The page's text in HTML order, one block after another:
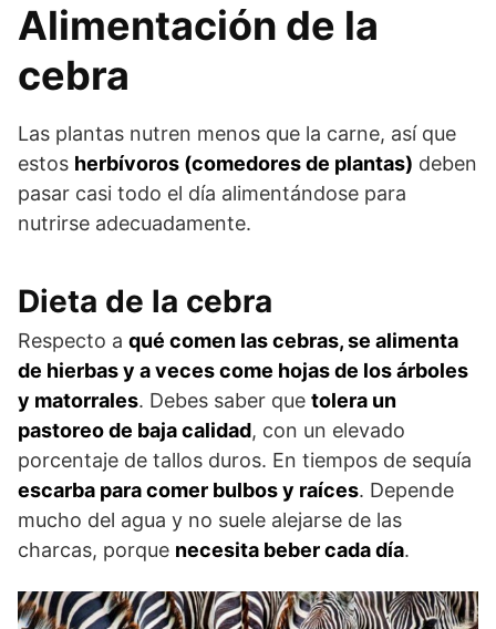
Alimentación de la
cebra
Las plantas nutren menos que la carne, así que
estos herbívoros (comedores de plantas) deben
pasar casi todo el día alimentándose para
nutrirse adecuadamente.
Dieta de la cebra
Respecto a qué comen las cebras, se alimenta
de hierbas y a veces come hojas de los árboles
y matorrales. Debes saber que tolera un
pastoreo de baja calidad, con un elevado
porcentaje de tallos duros. En tiempos de sequía
escarba para comer bulbos y raíces. Depende
mucho del agua y no suele alejarse de las
charcas, porque necesita beber cada día.